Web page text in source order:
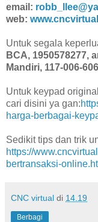
email:
web:
Untuk segala
BCA, 1950578277,
Mandiri, 117-006-
Untuk keypad
cari disini ya gan:
harga-berbagai-
Sedikit tips dan trik
https://
bertransaksi-
CNC virtual di 14.19
Berbagi